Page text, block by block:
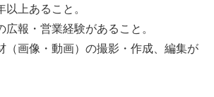
以上あること。
広報・営業経験があること。
（画像・動画）の撮影・作成、編集が